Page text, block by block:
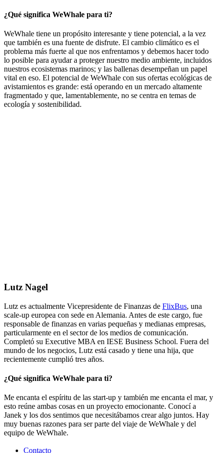
¿Qué significa WeWhale para ti?
WeWhale tiene un propósito interesante y tiene potencial, a la vez
que también es una fuente de disfrute. El cambio climático es el
problema más fuerte al que nos enfrentamos y debemos hacer todo
lo posible para ayudar a proteger nuestro medio ambiente, incluidos
nuestros ecosistemas marinos; y las ballenas desempeñan un papel
vital en eso. El potencial de WeWhale con sus ofertas ecológicas de
avistamientos es grande: está operando en un mercado altamente
fragmentado y que, lamentablemente, no se centra en temas de
ecología y sostenibilidad.
Lutz Nagel
Lutz es actualmente Vicepresidente de Finanzas de FlixBus, una
scale-up europea con sede en Alemania. Antes de este cargo, fue
responsable de finanzas en varias pequeñas y medianas empresas,
particularmente en el sector de los medios de comunicación.
Completó su Executive MBA en IESE Business School. Fuera del
mundo de los negocios, Lutz está casado y tiene una hija, que
recientemente cumplió tres años.
¿Qué significa WeWhale para ti?
Me encanta el espíritu de las start-up y también me encanta el mar, y
esto reúne ambas cosas en un proyecto emocionante. Conocí a
Janek y los dos sentimos que necesitábamos crear algo juntos. Hay
muy buenas razones para ser parte del viaje de WeWhale y del
equipo de WeWhale.
Contacto